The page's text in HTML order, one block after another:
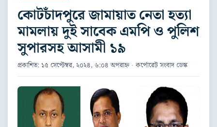
কোটচাঁদপুরে জামায়াত নেতা হত্যা
মামলায় দুই সাবেক এমপি ও পুলিশ
সুপারসহ আসামী ১৯
প্রকাশিত: ১৫ সেপ্টেম্বর, ২০২৪, ৬:০৪ অপরাহ্ন · কর্পোরেট সংবাদ ডেস্ক